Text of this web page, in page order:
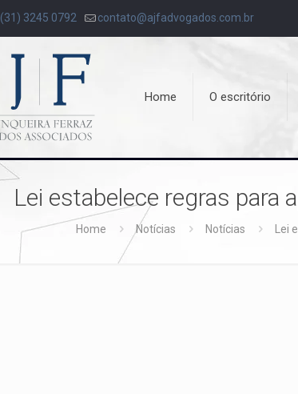
(31) 3245 0792 contato@ajfadvogados.com.br
Home O escritório
Lei estabelece regras para
Home Notícias Notícias Lei